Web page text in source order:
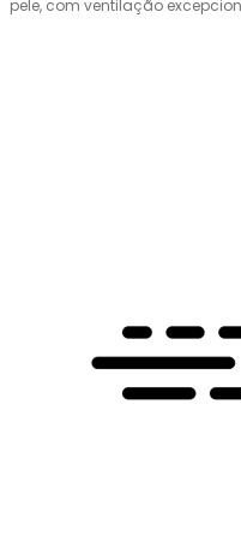
pele, com ventilação